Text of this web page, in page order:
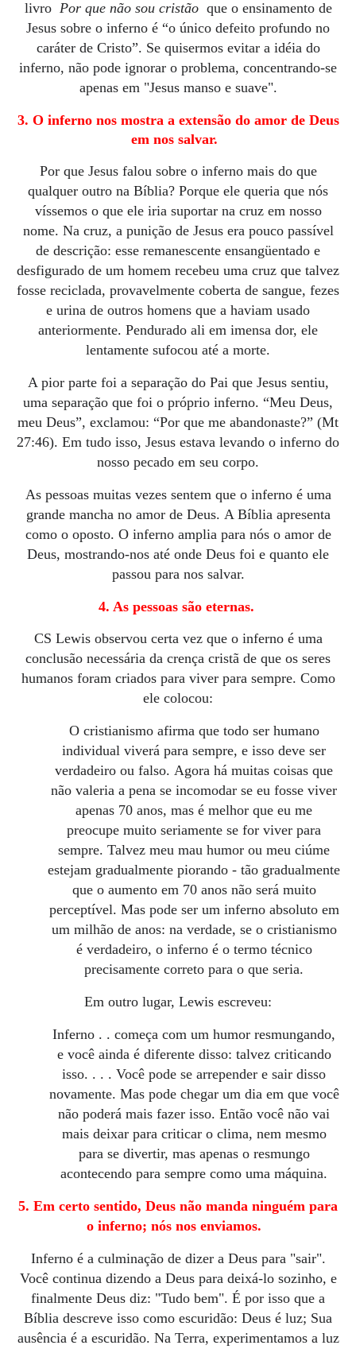
livro Por que não sou cristãoque o ensinamento de
Jesus sobre o inferno é “o único defeito profundo no
caráter de Cristo”. Se quisermos evitar a idéia do
inferno, não pode ignorar o problema, concentrando-se
apenas em "Jesus manso e suave".
3. O inferno nos mostra a extensão do amor de Deus
em nos salvar.
Por que Jesus falou sobre o inferno mais do que
qualquer outro na Bíblia? Porque ele queria que nós
víssemos o que ele iria suportar na cruz em nosso
nome. Na cruz, a punição de Jesus era pouco passível
de descrição: esse remanescente ensangüentado e
desfigurado de um homem recebeu uma cruz que talvez
fosse reciclada, provavelmente coberta de sangue, fezes
e urina de outros homens que a haviam usado
anteriormente. Pendurado ali em imensa dor, ele
lentamente sufocou até a morte.
A pior parte foi a separação do Pai que Jesus sentiu,
uma separação que foi o próprio inferno. “Meu Deus,
meu Deus”, exclamou: “Por que me abandonaste?” (Mt
27:46). Em tudo isso, Jesus estava levando o inferno do
nosso pecado em seu corpo.
As pessoas muitas vezes sentem que o inferno é uma
grande mancha no amor de Deus. A Bíblia apresenta
como o oposto. O inferno amplia para nós o amor de
Deus, mostrando-nos até onde Deus foi e quanto ele
passou para nos salvar.
4. As pessoas são eternas.
CS Lewis observou certa vezque o inferno é uma
conclusão necessária da crença cristã de que os seres
humanos foram criados para viver para sempre. Como
ele colocou:
O cristianismo afirma que todo ser humano
individual viverá para sempre, e isso deve ser
verdadeiro ou falso. Agora há muitas coisas que
não valeria a pena se incomodar se eu fosse viver
apenas 70 anos, mas é melhor que eu me
preocupe muito seriamente se for viver para
sempre. Talvez meu mau humor ou meu ciúme
estejam gradualmente piorando - tão gradualmente
que o aumento em 70 anos não será muito
perceptível. Mas pode ser um inferno absoluto em
um milhão de anos: na verdade, se o cristianismo
é verdadeiro, o inferno é o termo técnico
precisamente correto para o que seria.
Em outro lugar, Lewis escreveu:
Inferno . . começa com um humor resmungando,
e você ainda é diferente disso: talvez criticando
isso. . . . Você pode se arrepender e sair disso
novamente. Mas pode chegar um dia em que você
não poderá mais fazer isso. Então você não vai
mais deixar para criticar o clima, nem mesmo
para se divertir, mas apenas o resmungo
acontecendo para sempre como uma máquina.
5. Em certo sentido, Deus não manda ninguém para
o inferno; nós nos enviamos.
Inferno é a culminação de dizer a Deus para "sair".
Você continua dizendo a Deus para deixá-lo sozinho, e
finalmente Deus diz: "Tudo bem". É por isso que a
Bíblia descreve isso como escuridão: Deus é luz; Sua
ausência é a escuridão. Na Terra, experimentamos a luz